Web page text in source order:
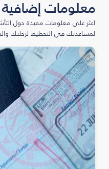
معلومات إضافية
اعثر على معلومات مفيدة حول
لمساعدتك في التخطيط لرحلتك